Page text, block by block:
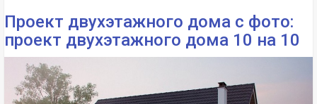
Проект двухэтажного дома с фото:
проект двухэтажного дома 10 на 10